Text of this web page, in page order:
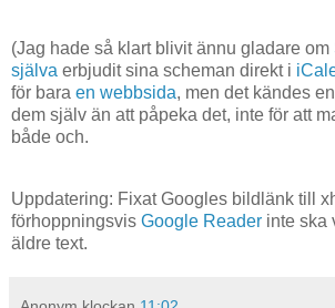
(Jag hade så klart blivit ännu gladare om
själva erbjudit sina scheman direkt i
för bara en webbsida, men det kändes
dem själv än att påpeka det, inte för att
både och.
Uppdatering: Fixat Googles bildlänk till
förhoppningsvis Google Reader inte ska
äldre text.